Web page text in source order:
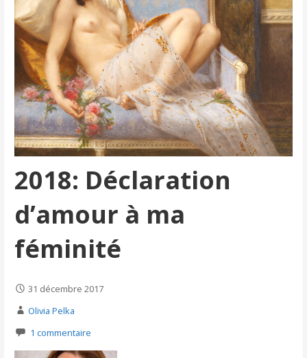
2018: Déclaration
d’amour à ma
féminité
31 décembre 2017
Olivia Pelka
1 commentaire